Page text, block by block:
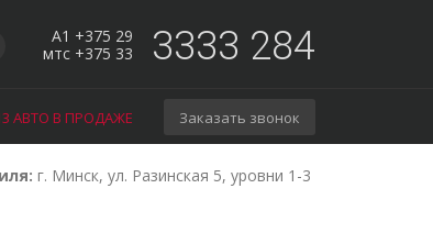
A1 +375 29
мтс +375 33
3333 284
АВТО В ПРОДАЖЕ Заказать звонок
г. Минск, ул. Разинская 5, уровни 1-3